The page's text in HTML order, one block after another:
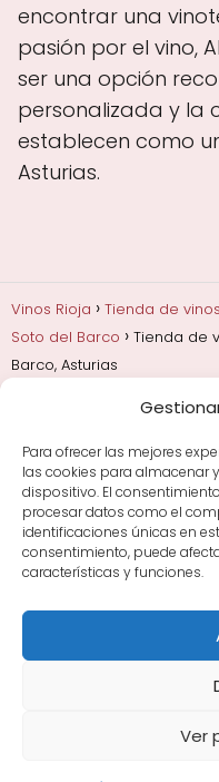
Para ofrecer las mejores
las cookies para almacenar
dispositivo. El
procesar datos como el
identificaciones únicas en
consentimiento, puede
características y funciones.
Ver
encontrar una
pasión por el vino,
ser una opción
personalizada y la
establecen como
Asturias.
Vinos Rioja Tienda de
Soto del Barco
Tienda de
Barco, Asturias
Añadas, crianza y guarda
Rioja y guías de regalo
curiosidades
Maridajes y vino en la
ciudades
Tipos de
bodegas por área
|